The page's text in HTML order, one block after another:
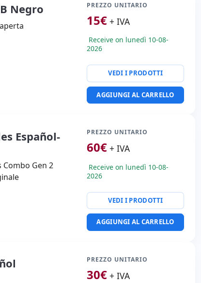
Negro PREZZO UNITARIO
15€ + IVA
Receive on lunedì 10-08-
2026
VEDI I PRODOTTI
AGGIUNGI AL CARRELLO
Español-
Combo Gen 2
PREZZO UNITARIO
60€ + IVA
Receive on lunedì 10-08-
2026
VEDI I PRODOTTI
AGGIUNGI AL CARRELLO
PREZZO UNITARIO
30€ + IVA